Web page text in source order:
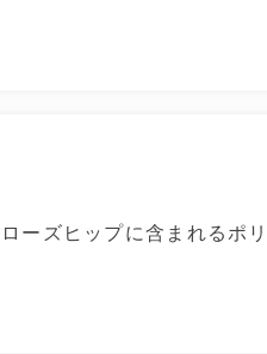
ローズヒップに含まれるポ